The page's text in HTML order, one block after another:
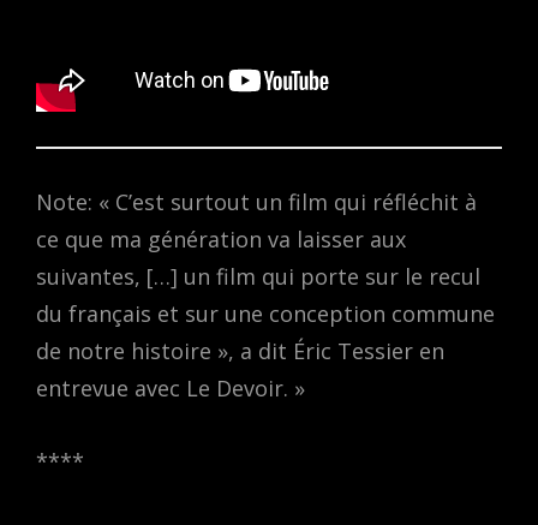
Note: « C’est surtout un film qui réfléchit à
ce que ma génération va laisser aux
suivantes, […] un film qui porte sur le recul
du français et sur une conception commune
de notre histoire », a dit Éric Tessier en
entrevue avec Le Devoir. »
****